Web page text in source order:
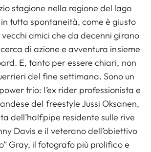
stagione nella regione del lago
tutta spontaneità, come è giusto
amici che da decenni girano
di azione e avventura insieme
E, tanto per essere chiari, non
del fine settimana. Sono un
trio: l’ex rider professionista e
del freestyle Jussi Oksanen,
dell’halfpipe residente sulle rive
Davis e il veterano dell’obiettivo
Gray, il fotografo più prolifico e